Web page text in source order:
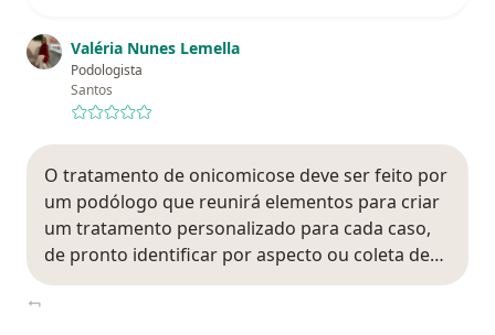
Valéria Nunes Lemella
Podologista
Santos
O tratamento de onicomicose deve ser feito por
um podólogo que reunirá elementos para criar
um tratamento personalizado para cada caso,
de pronto identificar por aspecto ou coleta de…